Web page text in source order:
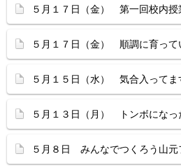
５月１７日（金） 第一回校内授
５月１７日（金） 順調に育って
５月１５日（水） 気合入ってま
５月１３日（月） トンボになっ
５月８日 みんなでつくろう山元